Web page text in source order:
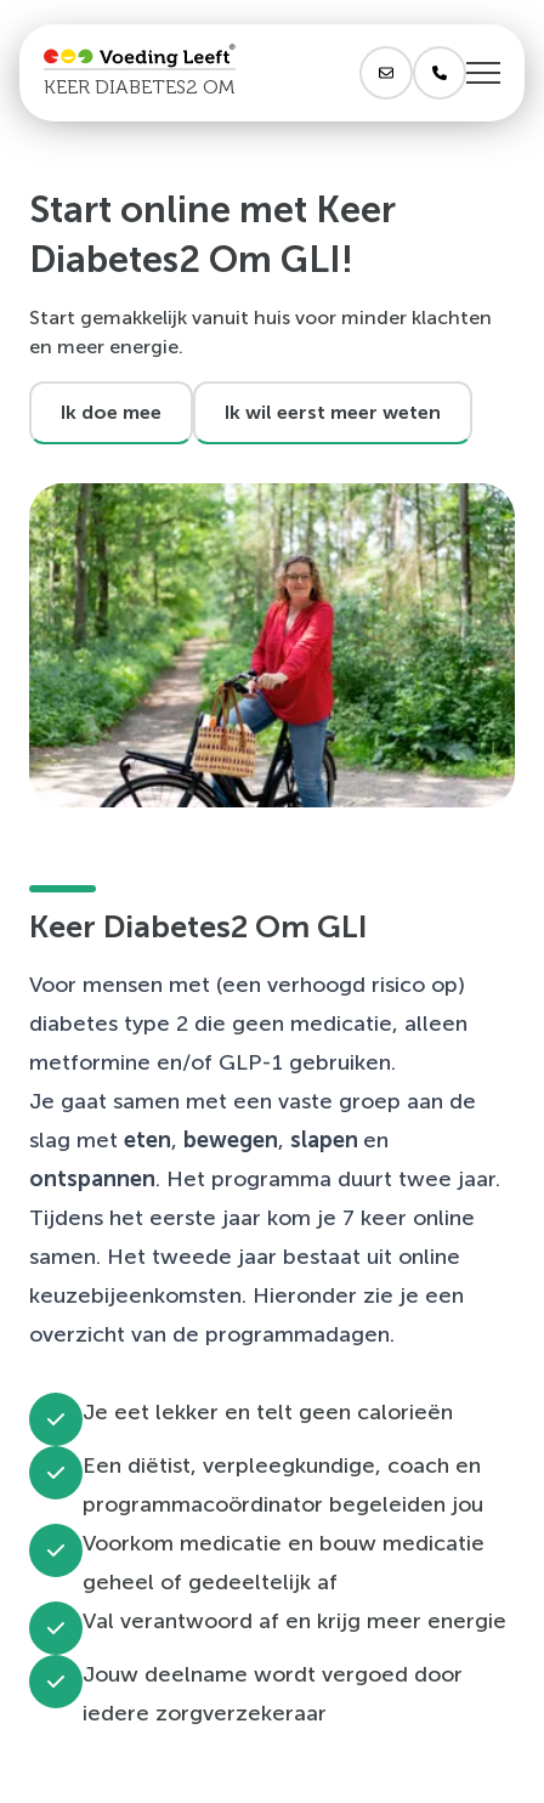
KEER DIABETES2 OM
Start online met Keer
Diabetes2 Om GLI!
Start gemakkelijk vanuit huis voor minder klachten
en meer energie.
Ik doe mee Ik wil eerst meer weten
Keer Diabetes2 Om GLI
Voor mensen met (een verhoogd risico op)
diabetes type 2 die geen medicatie, alleen
metformine en/of GLP-1 gebruiken.
Je gaat samen met een vaste groep aan de
slag met eten, bewegen, slapen en
ontspannen. Het programma duurt twee jaar.
Tijdens het eerste jaar kom je 7 keer online
samen. Het tweede jaar bestaat uit online
keuzebijeenkomsten. Hieronder zie je een
overzicht van de programmadagen.
Je eet lekker en telt geen calorieën
Een diëtist, verpleegkundige, coach en
programmacoördinator begeleiden jou
Voorkom medicatie en bouw medicatie
geheel of gedeeltelijk af
Val verantwoord af en krijg meer energie
Jouw deelname wordt vergoed door
iedere zorgverzekeraar